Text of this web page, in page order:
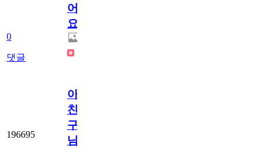
0
댓글
어
요.
196695
아.
친
구
님